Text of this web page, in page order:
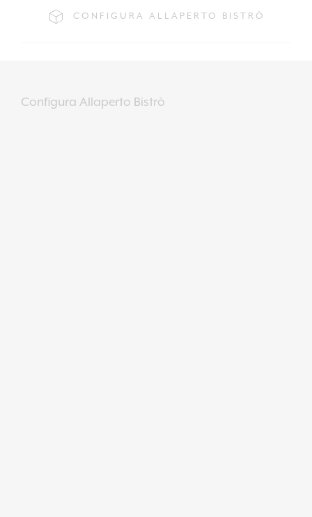
CONFIGURA ALLAPERTO BISTRÒ
Configura Allaperto Bistrò